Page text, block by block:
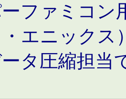
ファミコン
エニックス
タ圧縮担当